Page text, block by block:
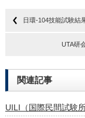
日環-104技能試験結
UTA研
関連記事
UILI（国際民間試験